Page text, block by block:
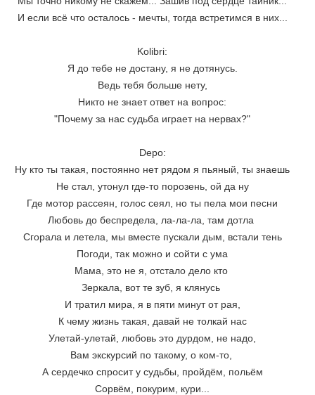
И если всё что осталось - мечты, тогда встретимся в них...
Kolibri:
Я до тебе не достану, я не дотянусь.
Ведь тебя больше нету,
Никто не знает ответ на вопрос:
"Почему за нас судьба играет на нервах?"
Depo:
Ну кто ты такая, постоянно нет рядом я пьяный, ты знаешь
Не стал, утонул где-то порозень, ой да ну
Где мотор рассеян, голос сеял, но ты пела мои песни
Любовь до беспредела, ла-ла-ла, там дотла
Сгорала и летела, мы вместе пускали дым, встали тень
Погоди, так можно и сойти с ума
Мама, это не я, отстало дело кто
Зеркала, вот те зуб, я клянусь
И тратил мира, я в пяти минут от рая,
К чему жизнь такая, давай не толкай нас
Улетай-улетай, любовь это дурдом, не надо,
Вам экскурсий по такому, о ком-то,
А сердечко спросит у судьбы, пройдём, польём
Сорвём, покурим, кури...